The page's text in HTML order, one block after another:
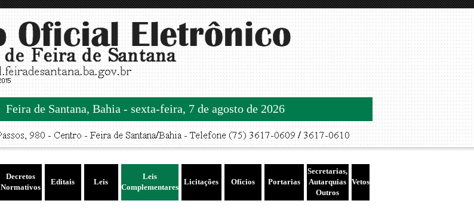
Feira de Santana, Bahia - sexta-feira, 7 de agosto de 2026
Decretos
Normativos
Editais Leis
Leis
Complementares
Licitações Ofícios Portarias
Secretarias,
Autarquias
Outros
Vetos